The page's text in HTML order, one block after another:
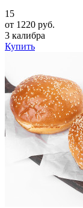
15
от 1220 руб.
3 калибра
Купить